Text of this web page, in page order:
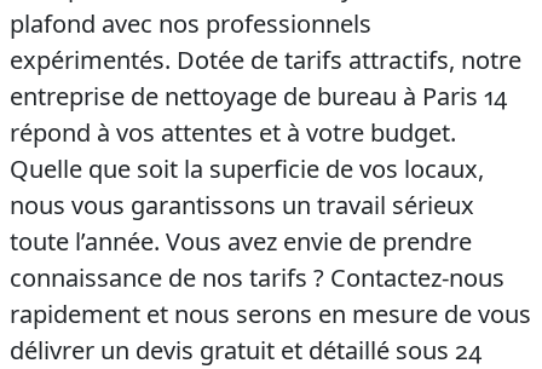
plafond avec nos professionnels
expérimentés. Dotée de tarifs attractifs, notre
entreprise de nettoyage de bureau à Paris 14
répond à vos attentes et à votre budget.
Quelle que soit la superficie de vos locaux,
nous vous garantissons un travail sérieux
toute l’année. Vous avez envie de prendre
connaissance de nos tarifs ? Contactez-nous
rapidement et nous serons en mesure de vous
délivrer un devis gratuit et détaillé sous 24